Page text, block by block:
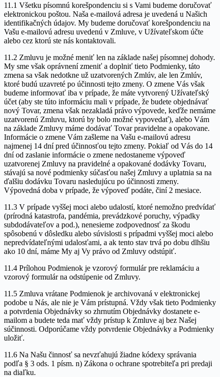
11.1 Všetku písomnú korešpondenciu si s Vami budeme doručovať
elektronickou poštou. Naša e-mailová adresa je uvedená u Našich
identifikačných údajov. My budeme doručovať korešpondenciu na
Vašu e-mailovú adresu uvedenú v Zmluve, v Užívateľskom účte
alebo cez ktorú ste nás kontaktovali.
11.2 Zmluvu je možné meniť len na základe našej písomnej dohody.
My sme však oprávnení zmeniť a doplniť tieto Podmienky, táto
zmena sa však nedotkne už uzatvorených Zmlúv, ale len Zmlúv,
ktoré budú uzavreté po účinnosti tejto zmeny. O zmene Vás však
budeme informovať iba v prípade, že máte vytvorený Užívateľský
účet (aby ste túto informáciu mali v prípade, že budete objednávať
nový Tovar, zmena však nezakladá právo výpovede, keďže nemáme
uzatvorenú Zmluvu, ktorú by bolo možné vypovedať), alebo Vám
na základe Zmluvy máme dodávať Tovar pravidelne a opakovane.
Informácie o zmene Vám zašleme na Vašu e-mailovú adresu
najmenej 14 dní pred účinnosťou tejto zmeny. Pokiaľ od Vás do 14
dní od zaslanie informácie o zmene nedostaneme výpoveď
uzatvorenej Zmluvy na pravidelné a opakované dodávky Tovaru,
stávajú sa nové podmienky súčasťou našej Zmluvy a uplatnia sa na
ďalšiu dodávku Tovaru nasledujúcu po účinnosti zmeny.
Výpovedná doba v prípade, že výpoveď podáte, činí 2 mesiace.
11.3 V prípade vyššej moci alebo udalostí, ktoré nemožno predvídať
(prírodná katastrofa, pandémia, prevádzkové poruchy, výpadky
subdodávateľov a pod.), nenesieme zodpovednosť za škodu
spôsobenú v dôsledku alebo súvislosti s prípadmi vyššej moci alebo
nepredvídateľnými udalosťami, a ak tento stav trvá po dobu dlhšiu
ako 10 dní, máme My aj Vy právo od Zmluvy odstúpiť.
11.4 Prílohou Podmienok je vzorový formulár pre reklamáciu a
vzorový formulár na odstúpenie od Zmluvy.
11.5 Zmluva vrátane Podmienok je archivovaná v elektronickej
podobe u Nás, ale nie je Vám prístupná. Vždy však tieto Podmienky
a potvrdenia Objednávky so zhrnutím Objednávky dostanete e-
mailom a budete teda mať vždy prístup k Zmluve aj bez Našej
súčinnosti. Odporúčame vždy potvrdenie Objednávky a Podmienky
uložiť.
11.6 Na Našu činnosť sa nevzťahujú žiadne kódexy správania
podľa § 3 ods. 1 písm. n) Zákona o ochrane spotrebiteľa pri predaji
na diaľku.